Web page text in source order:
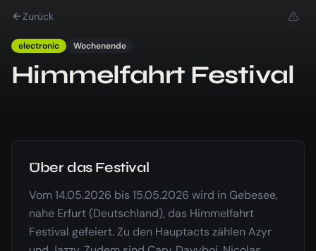
Zurück
electronic Wochenende
Himmelfahrt Festival
Über das Festival
Vom 14.05.2026 bis 15.05.2026 wird in Gebesee,
nahe Erfurt (Deutschland), das Himmelfahrt
Festival gefeiert. Zu den Hauptacts zählen Azyr